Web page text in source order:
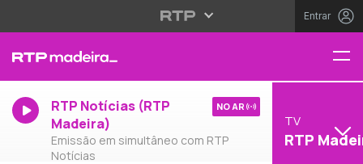
Entrar
RTP Notícias (RTP
Madeira)
Emissão em simultâneo com RTP
Notícias
NO AR
TV
RTP